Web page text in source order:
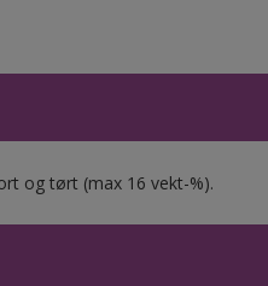
og tørt (max 16 vekt-%).